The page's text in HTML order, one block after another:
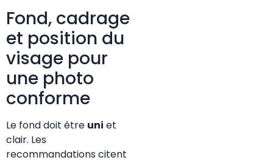
Fond, cadrage
et position du
visage pour
une photo
conforme
Le fond doit être uni et
clair. Les
recommandations citent